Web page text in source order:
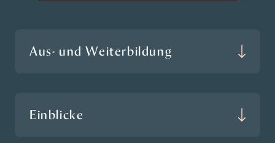
Aus- und Weiterbildung
Einblicke